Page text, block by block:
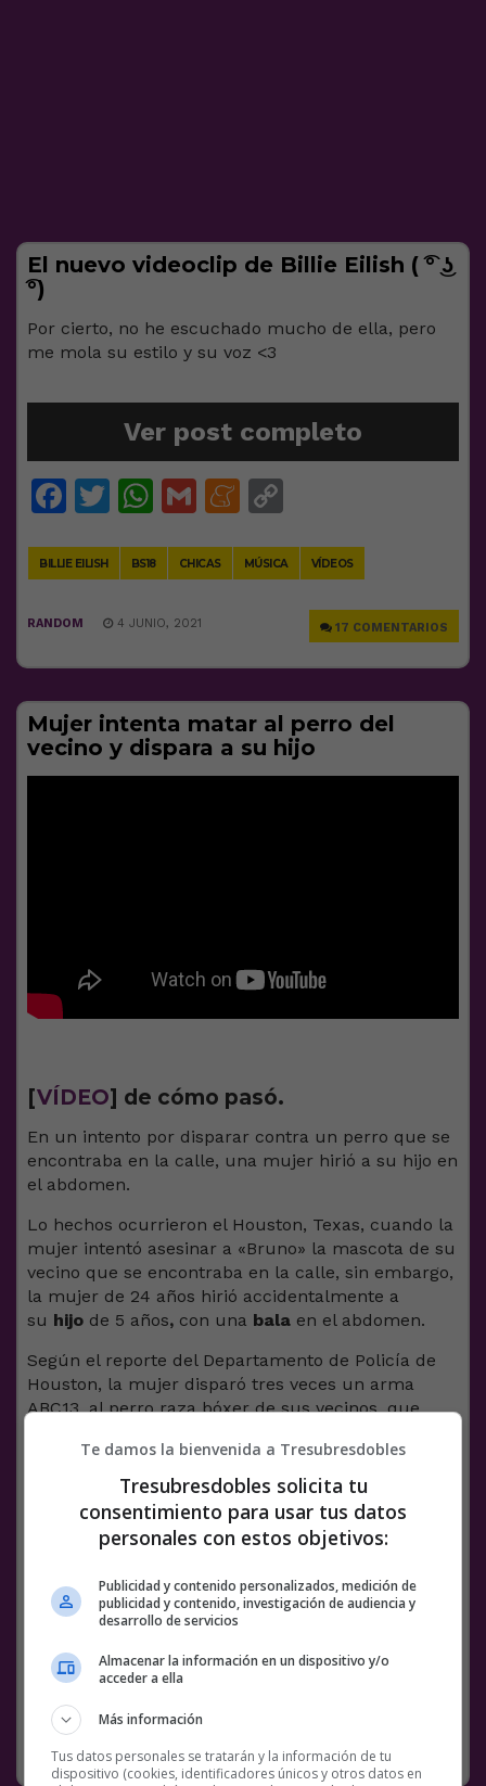
El nuevo videoclip de Billie Eilish ( ͡° ͜ʖ
͡°)
Por cierto, no he escuchado mucho de ella, pero
me mola su estilo y su voz <3
Ver post completo
Facebook
Twitter
WhatsApp
GmailMeneame
BILLIE EILISH BS18 CHICAS MÚSICA VÍDEOS
17 COMENTARIOS
RANDOM 4 JUNIO, 2021
Mujer intenta matar al perro del
vecino y dispara a su hijo
[VÍDEO] de cómo pasó.
En un intento por disparar contra un perro que se
encontraba en la calle, una mujer hirió a su hijo en
el abdomen.
Lo hechos ocurrieron el Houston, Texas, cuando la
mujer intentó asesinar a «Bruno» la mascota de su
vecino que se encontraba en la calle, sin embargo,
la mujer de 24 años hirió accidentalmente a
su hijo de 5 años, con una bala en el abdomen.
Según el reporte del Departamento de Policía de
Houston, la mujer disparó tres veces un arma
ABC13, al perro raza bóxer de sus vecinos, que
Tras el incidente, el menor fue trasladado a un
centro de asistencia médica, mientras que ella fue
arrestada por conducta mortal y por disparar un
Facebook
Twitter
WhatsApp
GmailMeneame
Copy
Link
HIJO NOTICIAS PERRO
Te damos la bienvenida a Tresubresdobles
Tresubresdobles solicita tu
consentimiento para usar tus datos
personales con estos objetivos:
Publicidad y contenido personalizados, medición de
publicidad y contenido, investigación de audiencia y
desarrollo de servicios
Almacenar la información en un dispositivo y/o
acceder a ella
Más información
Tus datos personales se tratarán y la información de tu
dispositivo (cookies, identificadores únicos y otros datos en